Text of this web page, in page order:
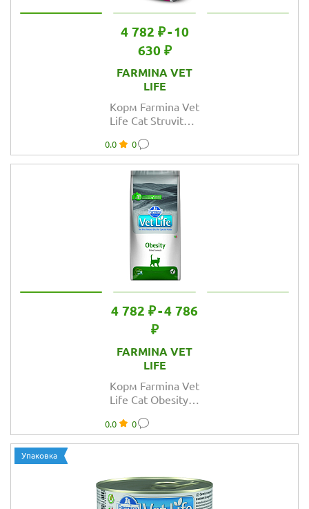
4 782 ₽- 10
630 ₽
FARMINA VET
LIFE
Корм Farmina Vet
Life Cat Struvit
кошек при
рецидивах
мочекаменной
болезни и
идиопатическом
цистите
0.0 0
4 782 ₽-4 786
₽
FARMINA VET
LIFE
Корм Farmina Vet
Life Cat Obesity
снижения
излишнего веса
0.0 0
Упаковка